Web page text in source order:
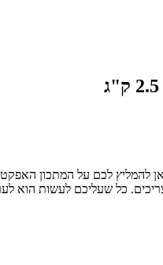
לכם על המתכון
כל שעליכם לעשות הוא